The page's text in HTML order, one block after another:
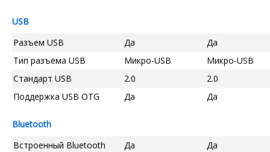
USB
Разъем USB
Да
Да
Тип разъема USB
Микро-USB
Микро-USB
Стандарт USB
2.0
2.0
Поддержка USB OTG
Да Да
Bluetooth
Встроенный Bluetooth
Да Да